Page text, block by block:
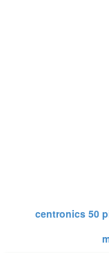
centronics 50